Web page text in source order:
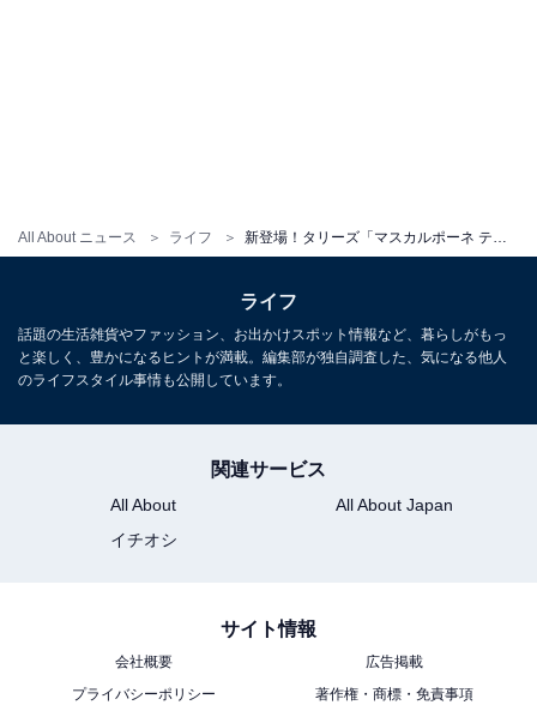
All About ニュース ライフ
ミーなラテをちょっとずつ飲む幸せは、冬ならではの醍
コールドはすっきり楽しみたい人に
ライフ
話題の生活雑貨やファッション、お出かけスポット情報など、暮らしがもっ
と楽しく、豊かになるヒントが満載。編集部が独自調査した、気になる他人
のライフスタイル事情も公開しています。
関連サービス
All About
All About Japan
イチオシ
サイト情報
会社概要
広告掲載
プライバシーポリシー
著作権・商標・免責事項